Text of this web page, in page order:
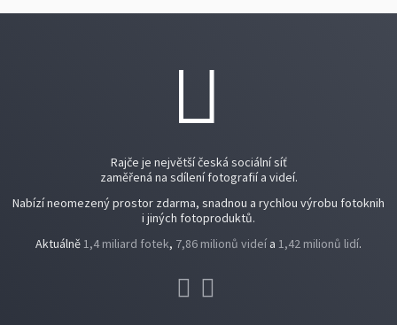
Rajče je největší česká sociální síť
zaměřená na sdílení fotografií a videí.
Nabízí neomezený prostor zdarma, snadnou a rychlou výrobu fotoknih
i jiných fotoproduktů.
Aktuálně1,4 miliard fotek, 7,86 milionů videí a 1,42 milionů lidí.